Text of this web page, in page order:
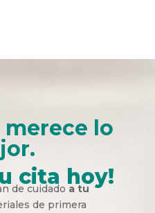
lo
cita hoy!
de cuidado a tu
de primera